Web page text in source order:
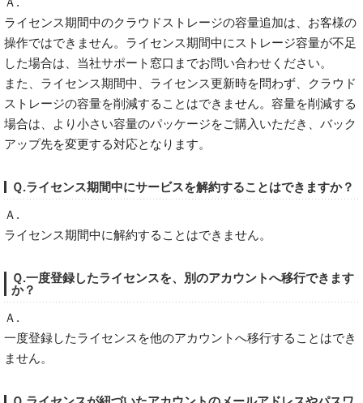
ライセンス期間中のクラウドストレージの容量追加は、お客様の
操作ではできません。ライセンス期間中にストレージ容量が不足
した場合は、当社サポート窓口までお問い合わせください。
また、ライセンス期間中、ライセンス更新時を問わず、クラウド
ストレージの容量を削減することはできません。容量を削減する
場合は、より小さい容量のパッケージをご購入いただき、バック
アップ先を変更する対応となります。
Ｑ.ライセンス期間中にサービスを解約することはできますか？
Ａ.
ライセンス期間中に解約することはできません。
Ｑ.一度登録したライセンスを、別のアカウントへ移行できます
か？
Ａ.
一度登録したライセンスを他のアカウントへ移行することはでき
ません。